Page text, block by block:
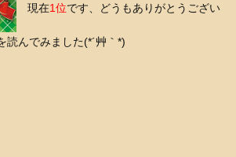
現在1位です、どうもありがとうござい
んでみました(*´艸｀*)